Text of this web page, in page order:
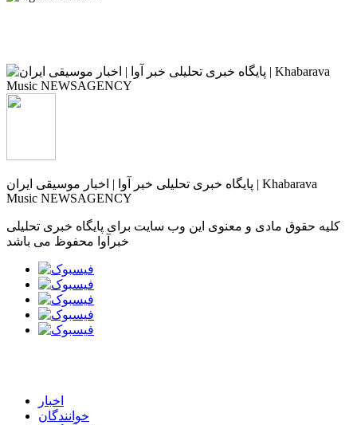
پایگاه خبری تحلیلی خبر آوا | اخبار موسیقی ایران | Khabarava
Music NEWSAGENCY
کلیه حقوق مادی و معنوی این وب سایت برای پایگاه خبری تحلیلی
خبرآوا محفوظ می باشد
اخبار
خوانندگان